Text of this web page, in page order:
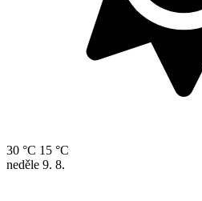
30 °C 15 °C
neděle 9. 8.